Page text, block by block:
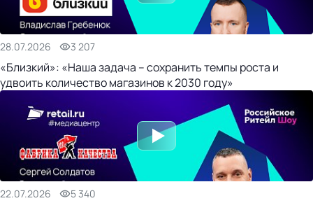
28.07.2026 3 207
«Близкий»: «Наша задача – сохранить темпы роста и
удвоить количество магазинов к 2030 году»
22.07.2026 5 340